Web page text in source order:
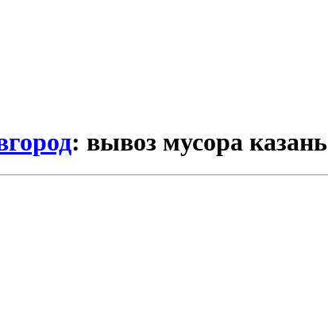
: вывоз мусора казань